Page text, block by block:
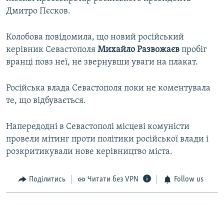
Дмитро Пєсков.
Колобова повідомила, що новий російський
керівник Севастополя Михайло Развожаєв пробіг
вранці повз неї, не звернувши уваги на плакат.
Російська влада Севастополя поки не коментувала
те, що відбувається.
Напередодні в Севастополі місцеві комуністи
провели мітинг проти політики російської влади і
розкритикували нове керівництво міста.
Поділитись Читати без VPN Follow us